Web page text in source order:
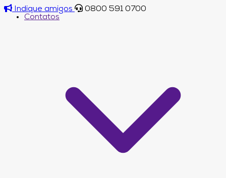
Indique amigos
0800 591 0700
Contatos